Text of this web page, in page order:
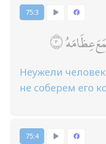
75:3
عِظَامَهُ
Неужели
не соберем его
75:4